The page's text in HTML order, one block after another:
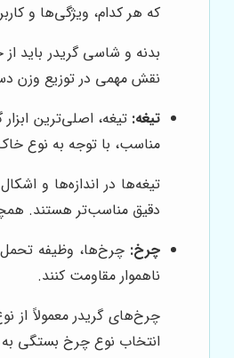
که هر کدام، ویژگی‌ها و
بدنه و شاسی گریدر باید
نقش مهمی در توزیع وزن
تیغه: تیغه، اصلی‌ترین
مناسب، با توجه به نوع
تیغه‌ها در اندازه‌ها و
دقیق مناسب‌تر هستند.
چرخ: چرخ‌ها، وظیفه تحمل
ناهموار مقاومت کنند.
چرخ‌های گریدر معمولاً از
انتخاب نوع چرخ بستگی به